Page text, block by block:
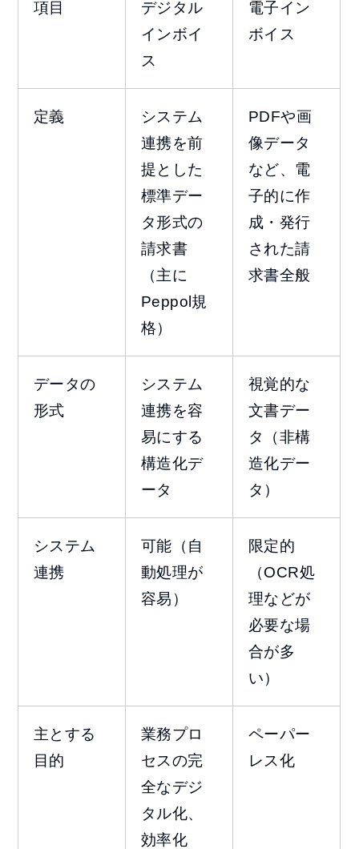
項目
デジタル
インボイ
ス
電子イン
ボイス
定義
システム
連携を前
提とした
標準デー
タ形式の
請求書
（主に
Peppol規
格）
PDFや画
像データ
など、電
子的に作
成・発行
された請
求書全般
データの
形式
システム
連携を容
易にする
構造化デ
ータ
視覚的な
文書デー
タ（非構
造化デー
タ）
システム
連携
可能（自
動処理が
容易）
限定的
（OCR処
理などが
必要な場
合が多
い）
主とする
目的
業務プロ
セスの完
全なデジ
タル化、
効率化
ペーパー
レス化